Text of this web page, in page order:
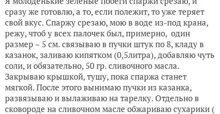
сразу же готовлю, а то, если полежит, то уже теряет
свой вкус. Спаржу срезаю, мою в воде из-под крана,
режу, чтоб у всех палочек был, примерно, один
размер – 5 см. связываю в пучки штук по 8, кладу в
казанок, заливаю кипятком (0,5литра), добавляю чуть
соли, и обязательно, 50 гр. сливочного масла.
Закрываю крышкой, тушу, пока спаржа станет
мягкой. После этого вынимаю пучки из казанка,
развязываю и вылаживаю на тарелку. Отдельно в
сковороде на сливочном масле обжариваю сухарики (